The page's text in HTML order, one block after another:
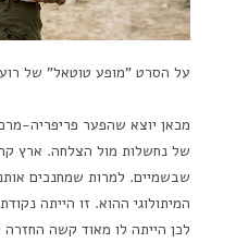
על הסרט "מופע טוטאל" של
מכאן יוצא שהפער פריפריה-
של נחשלות מול הצלחה. ארץ
שבשמיים. למרות שמחנכים
המיתולוגי ההוא. זו הייתה
לכן הייתה לו מאוד קשה